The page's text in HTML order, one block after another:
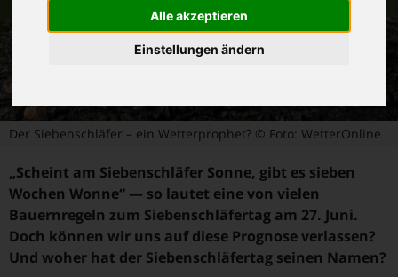
Alle akzeptieren
Einstellungen ändern
Der Siebenschläfer – ein Wetterprophet? © Foto: WetterOnline
„Scheint am Siebenschläfer Sonne, gibt es sieben
Wochen Wonne“ — so lautet eine von vielen
Bauernregeln zum Siebenschläfertag am 27. Juni.
Doch können wir uns auf diese Prognose verlassen?
Und woher hat der Siebenschläfertag seinen Namen?